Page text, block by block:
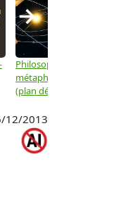
Philosophie: Peut-on lier la
métaphysique à la
(plan détaillé)
→
12/2013